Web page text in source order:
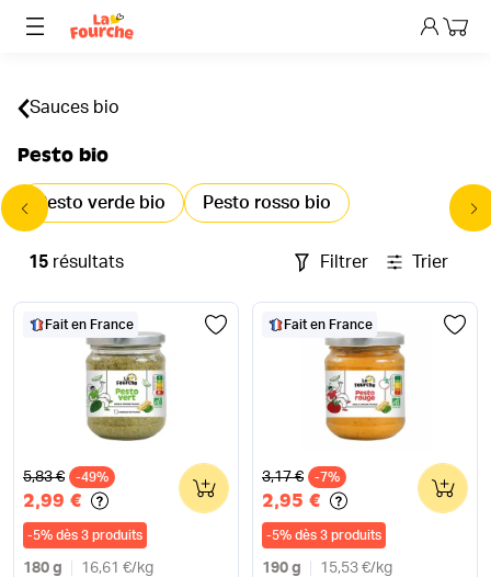
Mon
Sauces bio
Pesto bio
Pesto verde bio Pesto rosso bio
15 résultats Filtrer Trier
Fait en France
Ancien prix
5,83 € -49%
2,99 €
-5% dès 3 produits
180 g 16,61 €/ kg
0
Fait en France
Ancien prix
3,17 € -7%
2,95 €
-5% dès 3 produits
190 g 15,53 €/ kg
0